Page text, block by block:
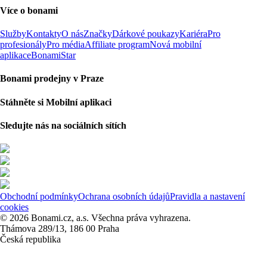
Více o bonami
SlužbyKontaktyO násZnačkyDárkové poukazyKariéraPro
profesionályPro médiaAffiliate programNová mobilní
aplikaceBonamiStar
Bonami prodejny v Praze
Stáhněte si Mobilní aplikaci
Sledujte nás na sociálních sítích
Obchodní podmínkyOchrana osobních údajůPravidla a nastavení
cookies
© 2026 Bonami.cz, a.s. Všechna práva vyhrazena.
Thámova 289/13, 186 00 Praha
Česká republika